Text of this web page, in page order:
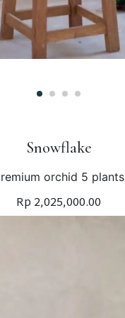
Snowflake
orchid 5 plants
Rp 2,025,000.00